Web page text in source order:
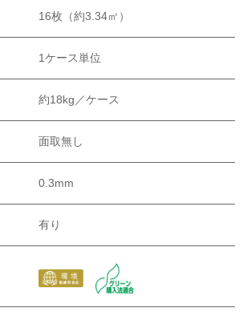
16枚（約3.34㎡）
1ケース単位
約18kg／ケース
面取無し
0.3mm
有り